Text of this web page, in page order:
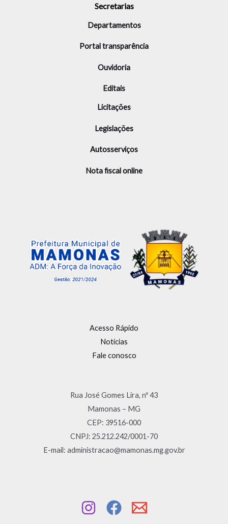
Secretarias
Departamentos
Portal transparência
Ouvidoria
Editais
Licitações
Legislações
Autosserviços
Nota fiscal online
Acesso Rápido
Notícias
Fale conosco
Rua José Gomes Lira, nº 43
Mamonas – MG
CEP: 39516-000
CNPJ: 25.212.242/0001-70
E-mail: administracao@mamonas.mg.gov.br